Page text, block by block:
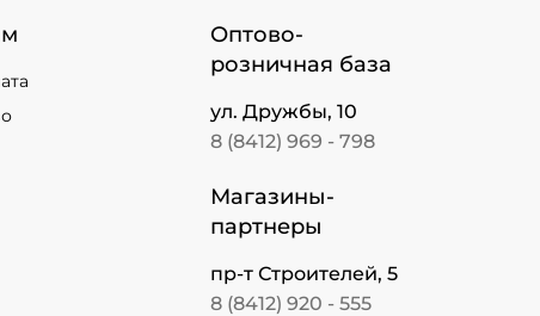
Оптово-
розничная база
ул. Дружбы, 10
8 (8412) 969 - 798
Магазины-
партнеры
пр-т Строителей, 5
8 (8412) 920 - 555